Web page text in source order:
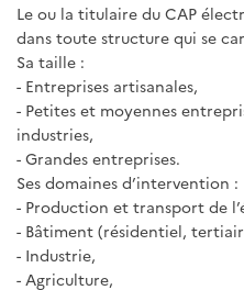
Le ou la titulaire du CAP
dans toute structure qui se
Sa taille :
- Entreprises artisanales,
- Petites et moyennes
industries,
- Grandes entreprises.
Ses domaines d’intervention :
- Production et transport de
- Bâtiment (résidentiel,
- Industrie,
- Agriculture,